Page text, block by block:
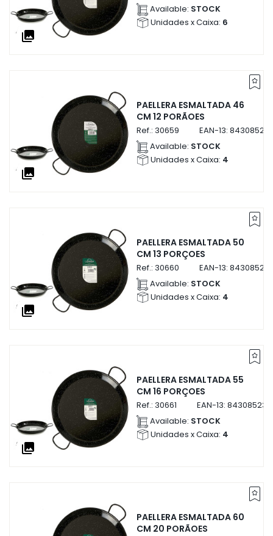
collections
Available: STOCK
Unidades x Caixa: 6
collections
PAELLERA ESMALTADA 46
CM 12 PORÃOES
Ref.: 30659 EAN-13:
Available: STOCK
Unidades x Caixa: 4
collections
PAELLERA ESMALTADA 50
CM 13 PORÇOES
Ref.: 30660 EAN-13:
Available: STOCK
Unidades x Caixa: 4
collections
PAELLERA ESMALTADA 55
CM 16 PORÇOES
Ref.: 30661 EAN-13:
Available: STOCK
Unidades x Caixa: 4
PAELLERA ESMALTADA 60
CM 20 PORÃOES